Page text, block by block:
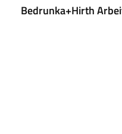
Bedrunka+Hirth